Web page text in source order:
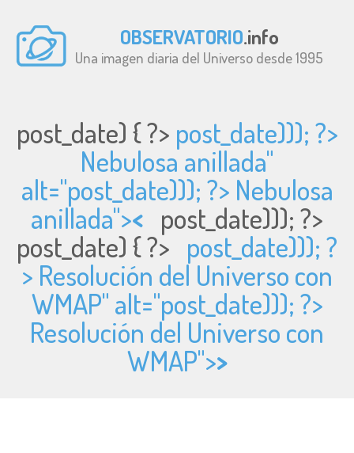
OBSERVATORIO.info
Una imagen diaria del Universo desde 1995
post_date) { ?> post_date))); ?>
Nebulosa anillada"
alt="post_date))); ?> Nebulosa
anillada">< post_date))); ?>
post_date) { ?> post_date))); ?
> Resolución del Universo con
WMAP" alt="post_date))); ?>
Resolución del Universo con
WMAP">>